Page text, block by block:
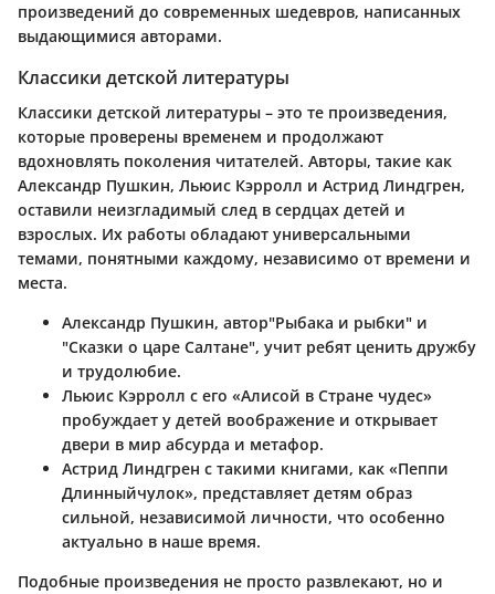
произведений до современных шедевров, написанных
выдающимися авторами.
Классики детской литературы
Классики детской литературы – это те произведения,
которые проверены временем и продолжают
вдохновлять поколения читателей. Авторы, такие как
Александр Пушкин, Льюис Кэрролл и Астрид Линдгрен,
оставили неизгладимый след в сердцах детей и
взрослых. Их работы обладают универсальными
темами, понятными каждому, независимо от времени и
места.
Александр Пушкин, автор"Рыбака и рыбки" и
"Сказки о царе Салтане", учит ребят ценить дружбу
и трудолюбие.
Льюис Кэрролл с его «Алисой в Стране чудес»
пробуждает у детей воображение и открывает
двери в мир абсурда и метафор.
Астрид Линдгрен с такими книгами, как «Пеппи
Длинныйчулок», представляет детям образ
сильной, независимой личности, что особенно
актуально в наше время.
Подобные произведения не просто развлекают, но и